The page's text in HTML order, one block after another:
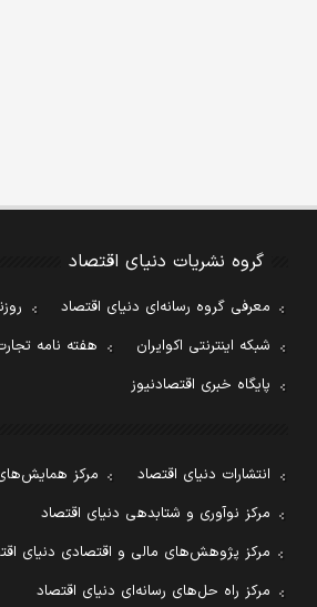
گروه نشریات دنیای اقتصاد
معرفی گروه رسانه‌ای دنیای اقتصاد
شبکه اینترنتی اکوایران
هفته نامه
پایگاه خبری اقتصادنیوز
انتشارات دنیای اقتصاد
مرکز
مرکز نوآوری و شتابدهی دنیای اقتصاد
مرکز پژوهش‌های مالی و اقتصادی دنیای
مرکز راه حل‌های رسانه‌ای دنیای اقتصاد